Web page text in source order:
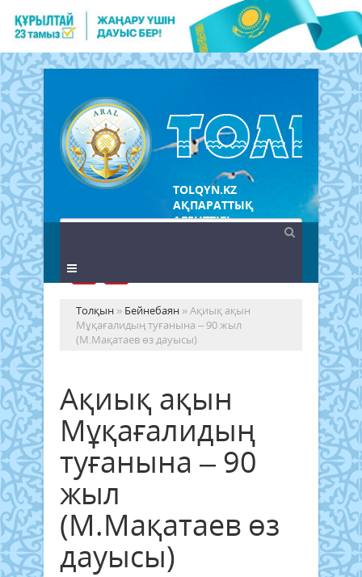
TOLQYN.KZ
АҚПАРАТТЫҚ
АГЕНТТІГІ
Толқын » Бейнебаян » Ақиық ақын
Мұқағалидың туғанына – 90 жыл
(М.Мақатаев өз дауысы)
Ақиық ақын
Мұқағалидың
туғанына – 90
жыл
(М.Мақатаев өз
дауысы)